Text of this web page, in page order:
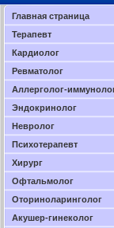
Главная страница
Терапевт
Кардиолог
Ревматолог
Аллерголог-
Эндокринолог
Невролог
Психотерапевт
Хирург
Офтальмолог
Оториноларинголог
Акушер-гинеколог